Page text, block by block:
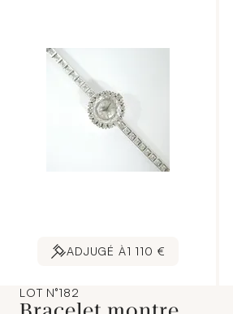
ADJUGÉ À1 110 €
LOT N°182